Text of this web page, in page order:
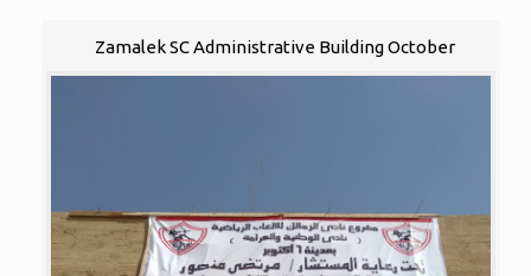
Zamalek SC Administrative Building October